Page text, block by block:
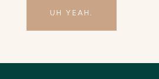
UH YEAH.